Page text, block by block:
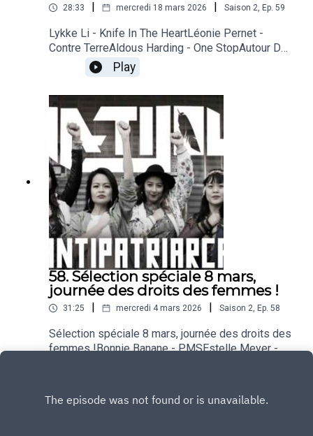
28:33 mercredi 18 mars 2026 Saison 2, Ep. 59
Lykke Li - Knife In The HeartLéonie Pernet -
Contre TerreAldous Harding - One StopAutour De
Lucie - Quelque partJill Scott - PresshaJuste
Shani - Tout SchussKim Gordon - DIRTY
TECHMalummí - Loneliest Heart Of All
Play
58. Sélection spéciale 8 mars,
journée des droits des femmes !
31:25 mercredi 4 mars 2026 Saison 2, Ep. 58
Sélection spéciale 8 mars, journée des droits des
femmes !Bonnie Banane - PMSEstelle Meyer -
Love (Album Version)oXni - Je suis à moiNicole
Louvier - Qui me délivrera